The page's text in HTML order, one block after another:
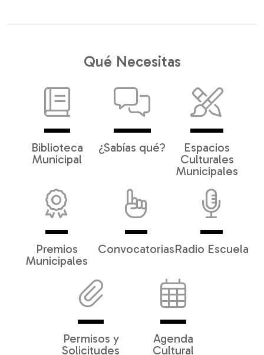
Qué Necesitas
Biblioteca
Municipal
¿Sabías qué?
Espacios
Culturales
Municipales
Premios
Municipales
ConvocatoriasRadio Escuela
Permisos y
Solicitudes
Agenda
Cultural